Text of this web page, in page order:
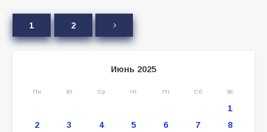
1 2
Июнь 2025
Пн Вт Ср Чт Пт Сб Вс
1
2
3 4 5 6 7
8